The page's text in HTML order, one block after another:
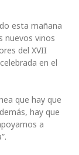
esta mañana
nuevos vinos
del XVII
en el
que hay que
hay que
a